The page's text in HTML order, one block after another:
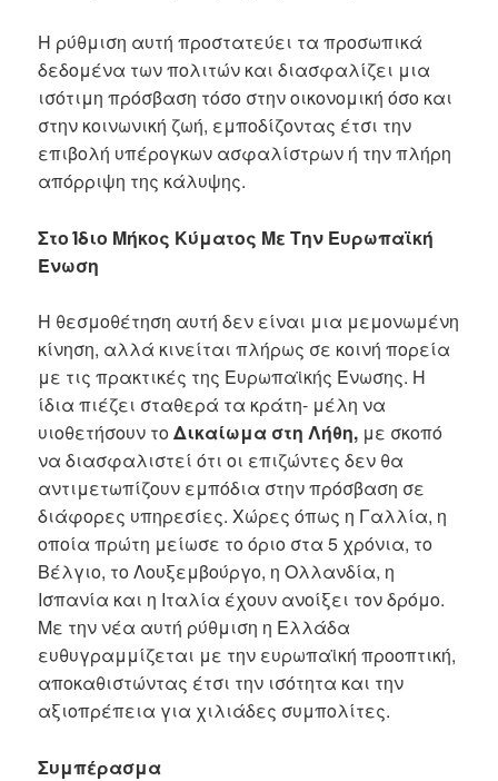
Η ρύθμιση αυτή προστατεύει τα προσωπικά
δεδομένα των πολιτών και διασφαλίζει μια
ισότιμη πρόσβαση τόσο στην οικονομική όσο και
στην κοινωνική ζωή, εμποδίζοντας έτσι την
επιβολή υπέρογκων ασφαλίστρων ή την πλήρη
απόρριψη της κάλυψης.
Στο Ίδιο Μήκος Κύματος Με Την Ευρωπαϊκή
Ένωση
Η θεσμοθέτηση αυτή δεν είναι μια μεμονωμένη
κίνηση, αλλά κινείται πλήρως σε κοινή πορεία
με τις πρακτικές της Ευρωπαϊκής Ένωσης. Η
ίδια πιέζει σταθερά τα κράτη- μέλη να
υιοθετήσουν τοΔικαίωμα στη Λήθη, με σκοπό
να διασφαλιστεί ότι οι επιζώντες δεν θα
αντιμετωπίζουν εμπόδια στην πρόσβαση σε
διάφορες υπηρεσίες. Χώρες όπως η Γαλλία, η
οποία πρώτη μείωσε το όριο στα 5 χρόνια, το
Βέλγιο, το Λουξεμβούργο, η Ολλανδία, η
Ισπανία και η Ιταλία έχουν ανοίξει τον δρόμο.
Με την νέα αυτή ρύθμιση η Ελλάδα
ευθυγραμμίζεται με την ευρωπαϊκή προοπτική,
αποκαθιστώντας έτσι την ισότητα και την
αξιοπρέπεια για χιλιάδες συμπολίτες.
Συμπέρασμα